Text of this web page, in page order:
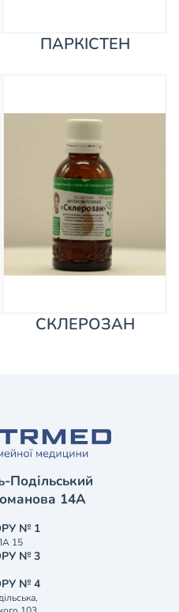
ПАРКІСТЕН
СКЛЕРОЗАН
Подільський
14А
№ 1
15
№ 3
№ 4